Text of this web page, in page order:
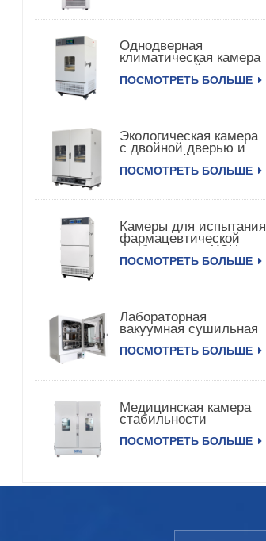
Однодверная
климатическая камера
с постоянной
температурой и
ПОСМОТРЕТЬ БОЛЬШЕ
Экологическая камера
с двойной дверью и
постоянной
температурой и
ПОСМОТРЕТЬ БОЛЬШЕ
Камеры для испытания
фармацевтической
стабильности XCH-
320SD
ПОСМОТРЕТЬ БОЛЬШЕ
Лабораторная
вакуумная сушильная
камера с насосом 420
л
ПОСМОТРЕТЬ БОЛЬШЕ
Медицинская камера
стабильности
влажности 3000 л XCH-
ПОСМОТРЕТЬ БОЛЬШЕ